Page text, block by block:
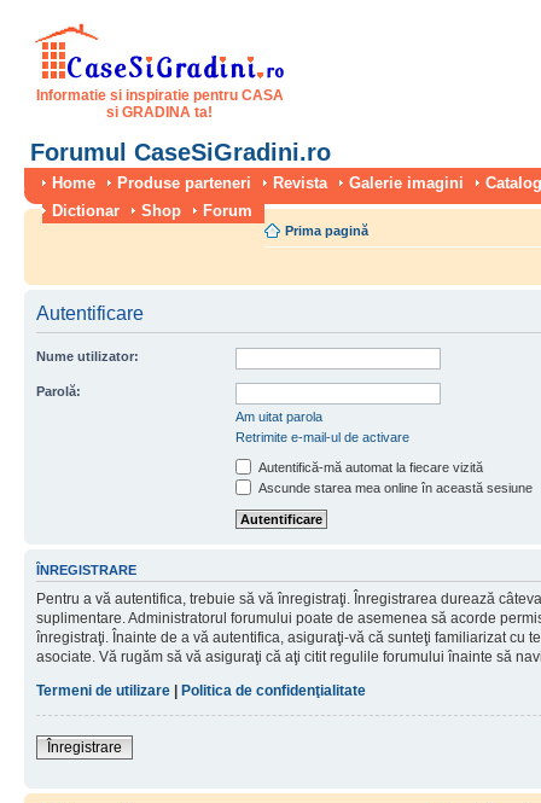
Informatie si inspiratie pentru CASA
si GRADINA ta!
Forumul CaseSiGradini.ro
Home Produse parteneri Revista Galerie imagini
Dictionar
Shop Forum
Prima pagină
Autentificare
Nume utilizator:
Parolă:
Am uitat parola
Retrimite e-mail-ul de activare
Autentifică-mă automat la fiecare vizită
Ascunde starea mea online în această sesiune
ÎNREGISTRARE
Pentru a vă autentifica, trebuie să vă înregistraţi. Înregistrarea durează
suplimentare. Administratorul forumului poate de asemenea să acorde
înregistraţi. Înainte de a vă autentifica, asiguraţi-vă că sunteţi familiarizat cu
asociate. Vă rugăm să vă asiguraţi că aţi citit regulile forumului înainte să
Termeni de utilizare | Politica de confidenţialitate
Înregistrare